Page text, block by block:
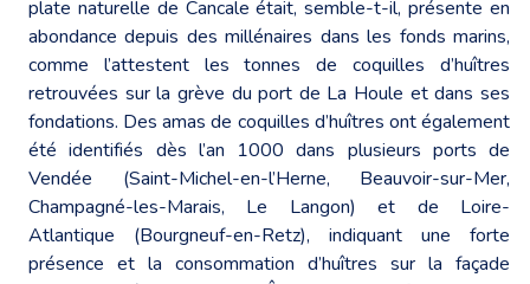
plate naturelle de Cancale était, semble-t-il, présente en
abondance depuis des millénaires dans les fonds marins,
comme l’attestent les tonnes de coquilles d’huîtres
retrouvées sur la grève du port de La Houle et dans ses
fondations. Des amas de coquilles d’huîtres ont également
été identifiés dès l’an 1000 dans plusieurs ports de
Vendée (Saint-Michel-en-l’Herne, Beauvoir-sur-Mer,
Champagné-les-Marais, Le Langon) et de Loire-
Atlantique (Bourgneuf-en-Retz), indiquant une forte
présence et la consommation d’huîtres sur la façade